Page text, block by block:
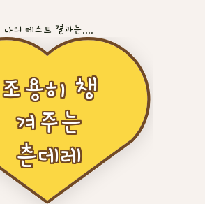
나의 테스트 결과는....
조용히 챙
겨주는
츤데레